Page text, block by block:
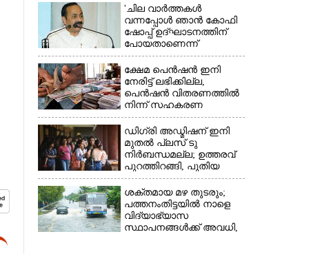
കുപ്പിച്ചില്ലും
'ചില വാർത്തകൾ
വന്നപ്പോൾ ഞാൻ കോഫി
ഷോപ്പ് ഉദ്ഘാടനത്തിന്
പോയതാണെന്ന്
വിചാരിച്ചു, 400 കോടിയുടെ
പ്രോജക്ടാണ് അത്'
ക്ഷേമ പെൻഷൻ ഇനി
നേരിട്ട് ലഭിക്കില്ല,​
പെൻഷൻ വിതരണത്തിൽ
നിന്ന് സഹകരണ
ബാങ്കുകളെ ഒഴിവാക്കി
ഡിഗ്രി അഡ്മിഷന് ഇനി
മുതൽ പ്ലസ് ടു
നിർബന്ധമല്ല; ഉത്തരവ്
പുറത്തിറങ്ങി, പുതിയ
മാറ്റങ്ങൾ അറിയാം
ശക്തമായ മഴ തുടരും;
പത്തനംതിട്ടയിൽ നാളെ
വിദ്യാഭ്യാസ
സ്ഥാപനങ്ങൾക്ക് അവധി,​
×